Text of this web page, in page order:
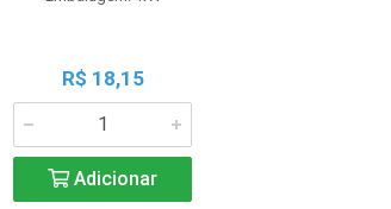
R$ 18,15
Adicionar